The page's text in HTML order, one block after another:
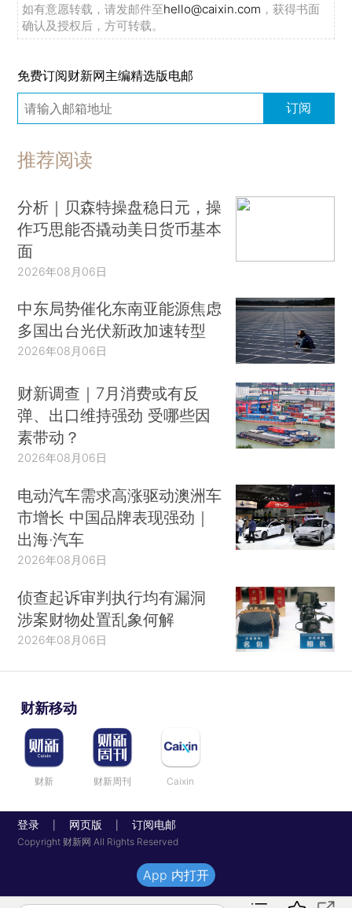
如有意愿转载，请发邮件至hello@caixin.com ，获得书面
确认及授权后，方可转载。
免费订阅财新网主编精选版电邮
订阅
推荐阅读
分析｜贝森特操盘稳日元，操
作巧思能否撬动美日货币基本
面
2026年08月06日
中东局势催化东南亚能源焦虑
多国出台光伏新政加速转型
2026年08月06日
财新调查｜7月消费或有反
弹、出口维持强劲 受哪些因
素带动？
2026年08月06日
电动汽车需求高涨驱动澳洲车
市增长 中国品牌表现强劲｜
出海·汽车
2026年08月06日
侦查起诉审判执行均有漏洞
涉案财物处置乱象何解
2026年08月06日
财新移动
财新 财新周刊 Caixin
登录 网页版 订阅电邮
Copyright 财新网 All Rights Reserved
App 内打开